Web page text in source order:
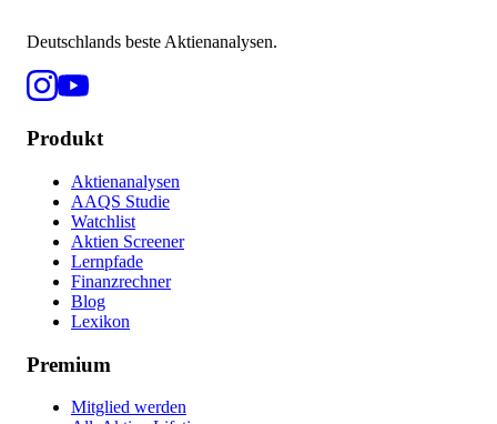
Deutschlands beste Aktienanalysen.
Produkt
Aktienanalysen
AAQS Studie
Watchlist
Aktien Screener
Lernpfade
Finanzrechner
Blog
Lexikon
Premium
Mitglied werden